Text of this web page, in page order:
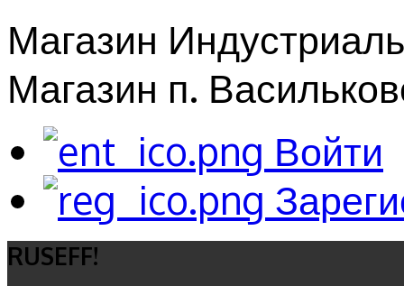
Магазин
Магазин п.
Войти
RUSEFF!